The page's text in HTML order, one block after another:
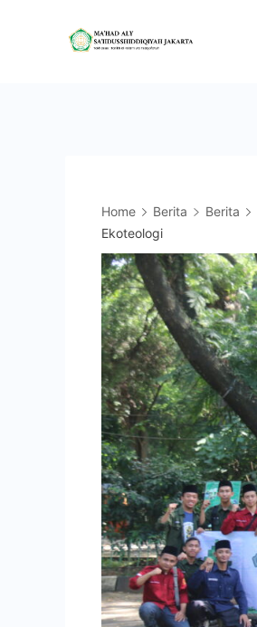
Home Berita Berita
Ekoteologi